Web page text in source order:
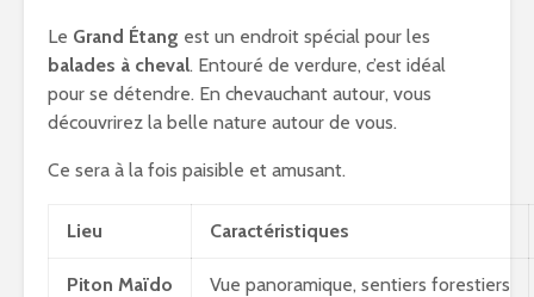
Le Grand Étang est un endroit spécial pour les
balades à cheval. Entouré de verdure, c’est idéal
pour se détendre. En chevauchant autour, vous
découvrirez la belle nature autour de vous.
Ce sera à la fois paisible et amusant.
Lieu Caractéristiques
Piton Maïdo Vue panoramique, sentiers forestiers